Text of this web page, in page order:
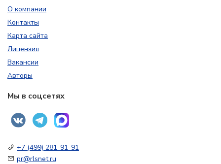
О компании
Контакты
Карта сайта
Лицензия
Вакансии
Авторы
Мы в соцсетях
+7 (499) 281-91-91
pr@rlsnet.ru